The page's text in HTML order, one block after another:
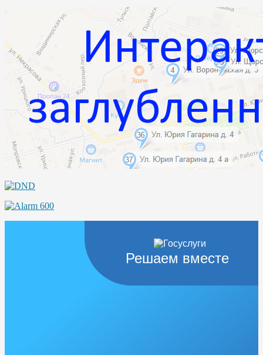
Решаем вместе